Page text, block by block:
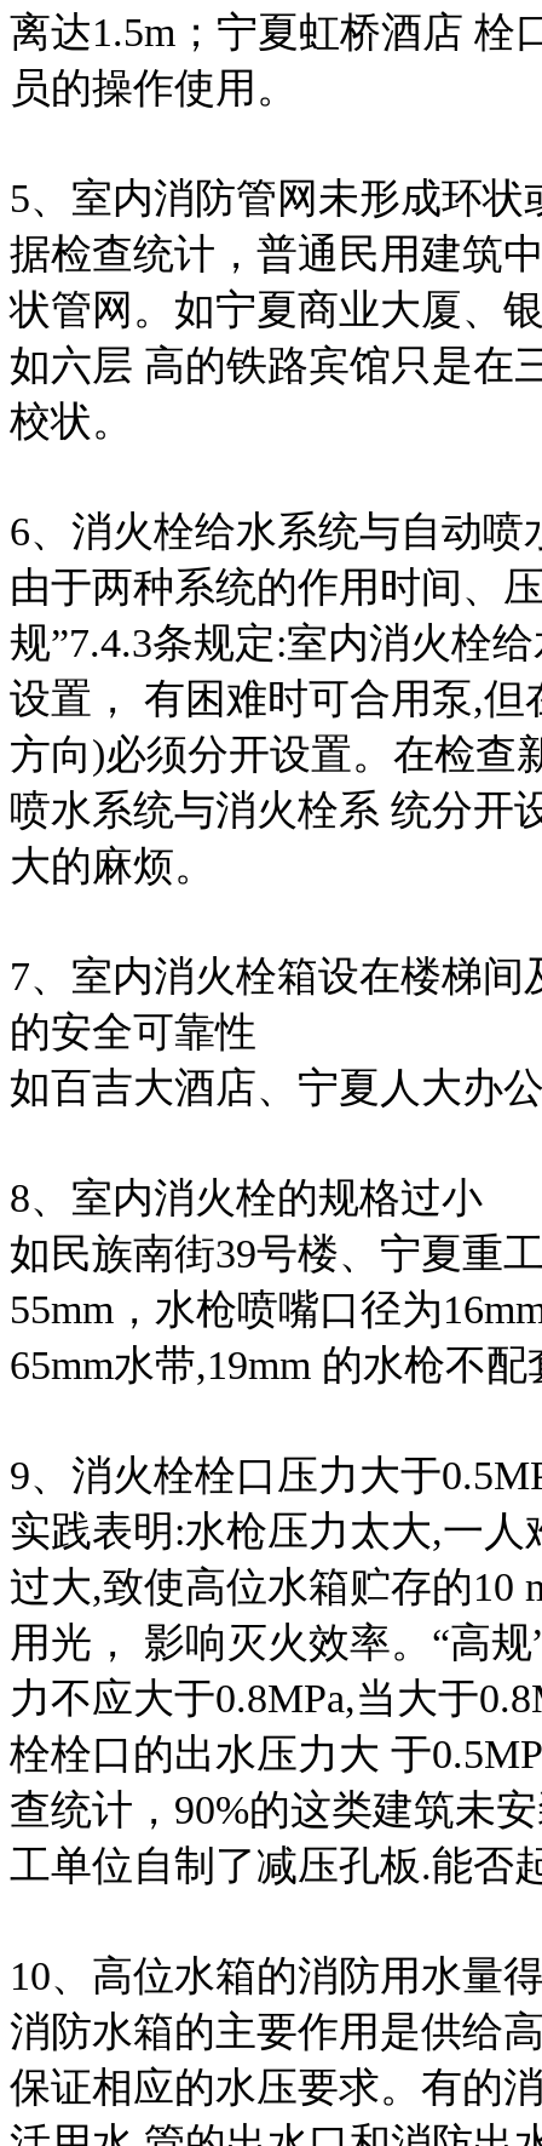
离达1.5m；宁夏虹桥酒店 栓
员的操作使用。
5、室内消防管网未形成环状
据检查统计，普通民用建筑
状管网。如宁夏商业大厦、
如六层 高的铁路宾馆只是在
校状。
6、消火栓给水系统与自动喷
由于两种系统的作用时间、
规”7.4.3条规定:室内消火栓
设置， 有困难时可合用泵,
方向)必须分开设置。在检查
喷水系统与消火栓系 统分开
大的麻烦。
7、室内消火栓箱设在楼梯
的安全可靠性
如百吉大酒店、宁夏人大办
8、室内消火栓的规格过小
如民族南街39号楼、宁夏重
55mm，水枪喷嘴口径为
65mm水带,19mm 的水枪不配
9、消火栓栓口压力大于
实践表明:水枪压力太大,一
过大,致使高位水箱贮存的10
用光， 影响灭火效率。“高
力不应大于0.8MPa,当大于
栓栓口的出水压力大 于
查统计，90%的这类建筑未
工单位自制了减压孔板.能否
10、高位水箱的消防用水量
消防水箱的主要作用是供给
保证相应的水压要求。有的